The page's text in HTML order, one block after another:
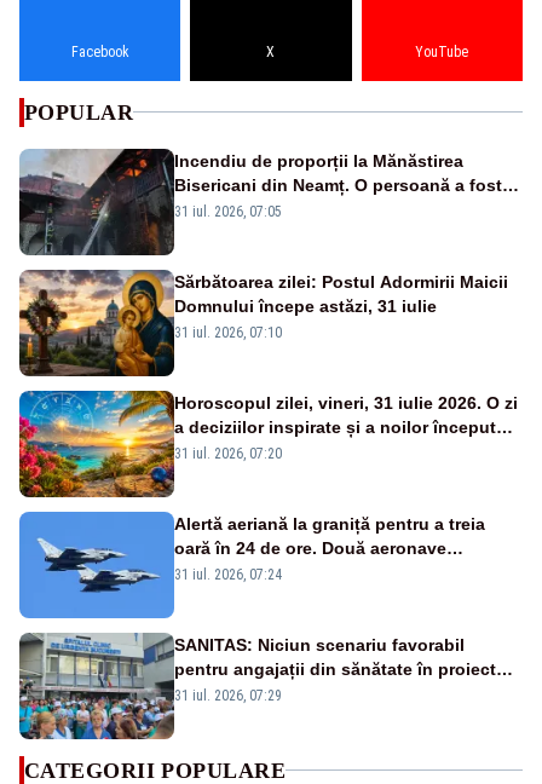
Facebook X YouTube
POPULAR
Incendiu de proporții la Mănăstirea
Bisericani din Neamț. O persoană a fost
găsită carbonizată - FOTO/ VIDEO
31 iul. 2026, 07:05
Sărbătoarea zilei: Postul Adormirii Maicii
Domnului începe astăzi, 31 iulie
31 iul. 2026, 07:10
Horoscopul zilei, vineri, 31 iulie 2026. O zi
a deciziilor inspirate și a noilor începuturi.
Vezi zodiile vizate
31 iul. 2026, 07:20
Alertă aeriană la graniță pentru a treia
oară în 24 de ore. Două aeronave
Eurofighter britanice au fost ridicate de la
31 iul. 2026, 07:24
SANITAS: Niciun scenariu favorabil
pentru angajații din sănătate în proiectul
Legii salarizării
31 iul. 2026, 07:29
CATEGORII POPULARE